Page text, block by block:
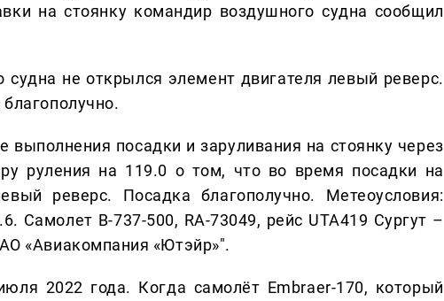
на стоянку командир воздушного судна сообщил
не открылся элемент двигателя левый реверс.
посадки и заруливания на стоянку через
руления на 119.0 о том, что во время посадки на
реверс. Посадка благополучно. Метеоусловия:
Самолет В-737-500, RA-73049, рейс UTA419 Сургут –
«Авиакомпания «Ютэйр»".
2022 года. Когда самолёт Embraer-170, который